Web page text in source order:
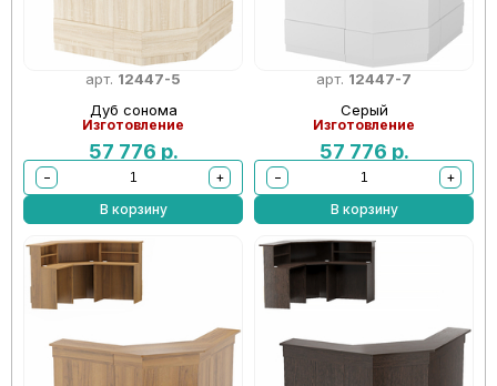
арт. 12447-5
Дуб сонома
Изготовление
57 776 р.
−
+
В корзину
арт. 12447-7
Серый
Изготовление
57 776 р.
−
+
В корзину